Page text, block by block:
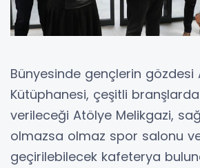
Bünyesinde gençlerin gözdesi
Kütüphanesi, çeşitli branşlarda
verileceği Atölye Melikgazi,
olmazsa olmaz spor salonu
geçirilebilecek kafeterya